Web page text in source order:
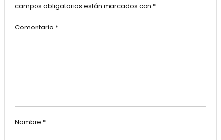
campos obligatorios están marcados con *
Comentario *
Nombre *